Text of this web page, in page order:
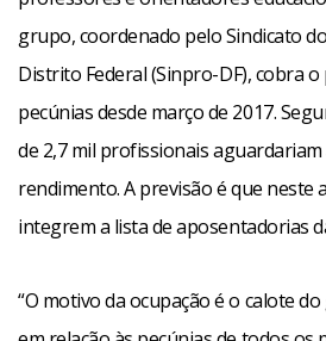
grupo, coordenado pelo Sindicato
Distrito Federal (Sinpro-DF), cobra
pecúnias desde março de 2017.
de 2,7 mil profissionais
rendimento. A previsão é que neste
integrem a lista de aposentadorias
“O motivo da ocupação é o calote